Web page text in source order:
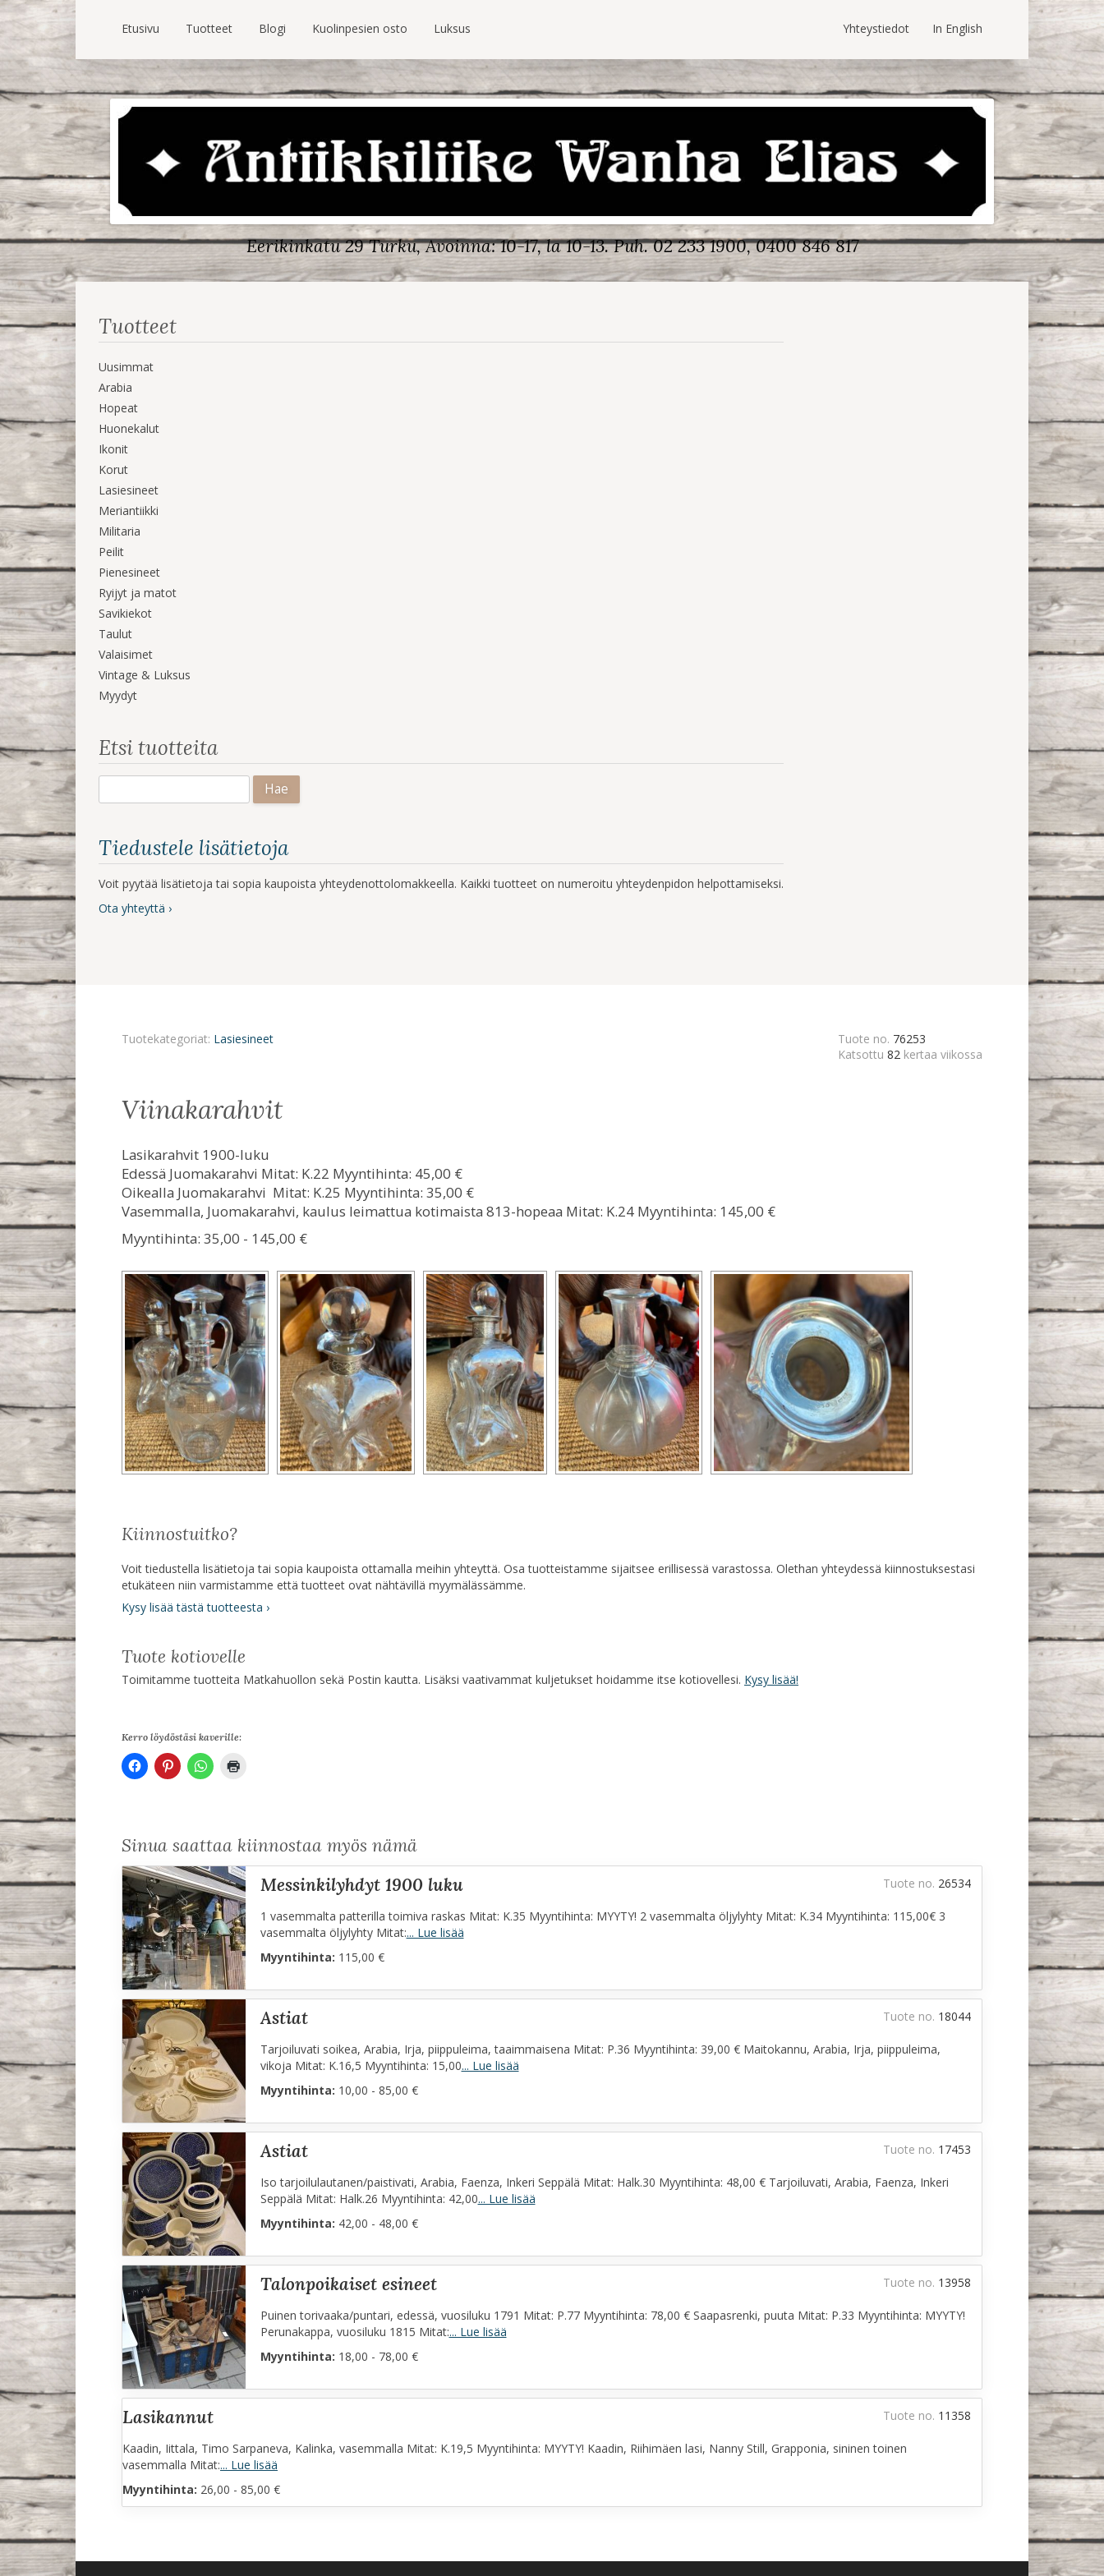
Etusivu Tuotteet Blogi Kuolinpesien osto Luksus In English
Yhteystiedot
Eerikinkatu 29 Turku, Avoinna: 10-17, la 10-13.Puh. 02 233 1900, 0400 846 817
Tuotteet
Uusimmat
Arabia
Hopeat
Huonekalut
Ikonit
Korut
Lasiesineet
Meriantiikki
Militaria
Peilit
Pienesineet
Ryijyt ja matot
Savikiekot
Taulut
Valaisimet
Vintage & Luksus
Myydyt
Etsi tuotteita
Tiedustele lisätietoja
Voit pyytää lisätietoja tai sopia kaupoista yhteydenottolomakkeella. Kaikki tuotteet on numeroitu yhteydenpidon helpottamiseksi.
Ota yhteyttä ›
Tuotekategoriat: Lasiesineet Tuote no. 76253
Katsottu 82 kertaa viikossa
viinakarahvit
Lasikarahvit 1900-luku
Edessä Juomakarahvi Mitat: K.22 Myyntihinta: 45,00 €
Oikealla Juomakarahvi Mitat: K.25 Myyntihinta: 35,00 €
Vasemmalla, Juomakarahvi, kaulus leimattua kotimaista 813-hopeaa Mitat: K.24 Myyntihinta: 145,00 €
Myyntihinta: 35,00 - 145,00 €
Kiinnostuitko?
Voit tiedustella lisätietoja tai sopia kaupoista ottamalla meihin yhteyttä. Osa tuotteistamme sijaitsee erillisessä varastossa. Olethan yhteydessä kiinnostuksestasi
etukäteen niin varmistamme että tuotteet ovat nähtävillä myymälässämme.
Kysy lisää tästä tuotteesta ›
Tuote kotiovelle
Toimitamme tuotteita Matkahuollon sekä Postin kautta. Lisäksi vaativammat kuljetukset hoidamme itse kotiovellesi. Kysy lisää!
Kerro löydöstäsi kaverille:
Sinua saattaa kiinnostaa myös nämä
messinkilyhdyt 1900 luku
1 vasemmalta patterilla toimiva raskas Mitat: K.35 Myyntihinta: MYYTY! 2 vasemmalta öljylyhty Mitat: K.34 Myyntihinta: 115,00€ 3
vasemmalta öljylyhty Mitat:... Lue lisää
Myyntihinta: 115,00 €
Tuote no. 26534
astiat
Tarjoiluvati soikea, Arabia, Irja, piippuleima, taaimmaisena Mitat: P.36 Myyntihinta: 39,00 € Maitokannu, Arabia, Irja, piippuleima,
vikoja Mitat: K.16,5 Myyntihinta: 15,00... Lue lisää
Myyntihinta: 10,00 - 85,00 €
Tuote no. 18044
astiat
Iso tarjoilulautanen/paistivati, Arabia, Faenza, Inkeri Seppälä Mitat: Halk.30 Myyntihinta: 48,00 € Tarjoiluvati, Arabia, Faenza, Inkeri
Seppälä Mitat: Halk.26 Myyntihinta: 42,00... Lue lisää
Myyntihinta: 42,00 - 48,00 €
Tuote no. 17453
talonpoikaiset esineet
Puinen torivaaka/puntari, edessä, vuosiluku 1791 Mitat: P.77 Myyntihinta: 78,00 € Saapasrenki, puuta Mitat: P.33 Myyntihinta: MYYTY!
Perunakappa, vuosiluku 1815 Mitat:... Lue lisää
Myyntihinta: 18,00 - 78,00 €
Tuote no. 13958
lasikannut
Kaadin, Iittala, Timo Sarpaneva, Kalinka, vasemmalla Mitat: K.19,5 Myyntihinta: MYYTY! Kaadin, Riihimäen lasi, Nanny Still, Grapponia, sininen toinen
vasemmalla Mitat:... Lue lisää
Myyntihinta: 26,00 - 85,00 €
Tuote no. 11358